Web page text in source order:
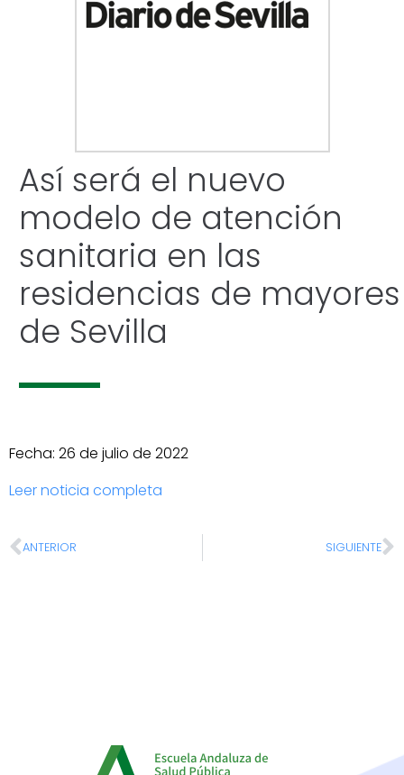
Así será el nuevo
modelo de atención
sanitaria en las
residencias de mayores
de Sevilla
Fecha: 26 de julio de 2022
Leer noticia completa
ANTERIOR SIGUIENTE